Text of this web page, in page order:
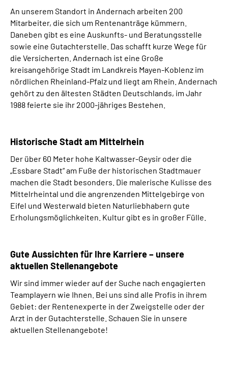
An unserem Standort in Andernach arbeiten 200
Mitarbeiter, die sich um Rentenanträge kümmern.
Daneben gibt es eine Auskunfts- und Beratungsstelle
sowie eine Gutachterstelle. Das schafft kurze Wege für
die Versicherten. Andernach ist eine Große
kreisangehörige Stadt im Landkreis Mayen-Koblenz im
nördlichen Rheinland-Pfalz und liegt am Rhein. Andernach
gehört zu den ältesten Städten Deutschlands, im Jahr
1988 feierte sie ihr 2000-jähriges Bestehen.
Historische Stadt am Mittelrhein
Der über 60 Meter hohe Kaltwasser-Geysir oder die
„Essbare Stadt“ am Fuße der historischen Stadtmauer
machen die Stadt besonders. Die malerische Kulisse des
Mittelrheintal und die angrenzenden Mittelgebirge von
Eifel und Westerwald bieten Naturliebhabern gute
Erholungsmöglichkeiten. Kultur gibt es in großer Fülle.
Gute Aussichten für Ihre Karriere – unsere
aktuellen Stellenangebote
Wir sind immer wieder auf der Suche nach engagierten
Teamplayern wie Ihnen. Bei uns sind alle Profis in ihrem
Gebiet: der Rentenexperte in der Zweigstelle oder der
Arzt in der Gutachterstelle. Schauen Sie in unsere
aktuellen Stellenangebote!